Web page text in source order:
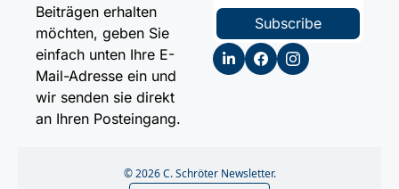
Smart Labels als innovative Lösung:
Sie integrieren Technologien wie
RFID, NFC und digitale Sensoren,
um Prozesse zu optimieren und die
Patientensicherheit zu
Beiträgen erhalten
möchten, geben Sie
einfach unten Ihre E-
Mail-Adresse ein und
wir senden sie direkt
an Ihren Posteingang.
Subscribe
© 2026 C. Schröter Newsletter.